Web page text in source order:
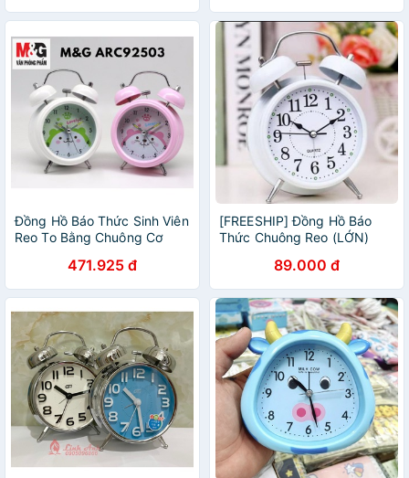
Đồng Hồ Báo Thức Sinh Viên
Reo To Bằng Chuông Cơ
ngẫu nhiên )471.925 đ
[FREESHIP] Đồng Hồ Báo
Thức Chuông Reo (LỚN)
89.000 đ